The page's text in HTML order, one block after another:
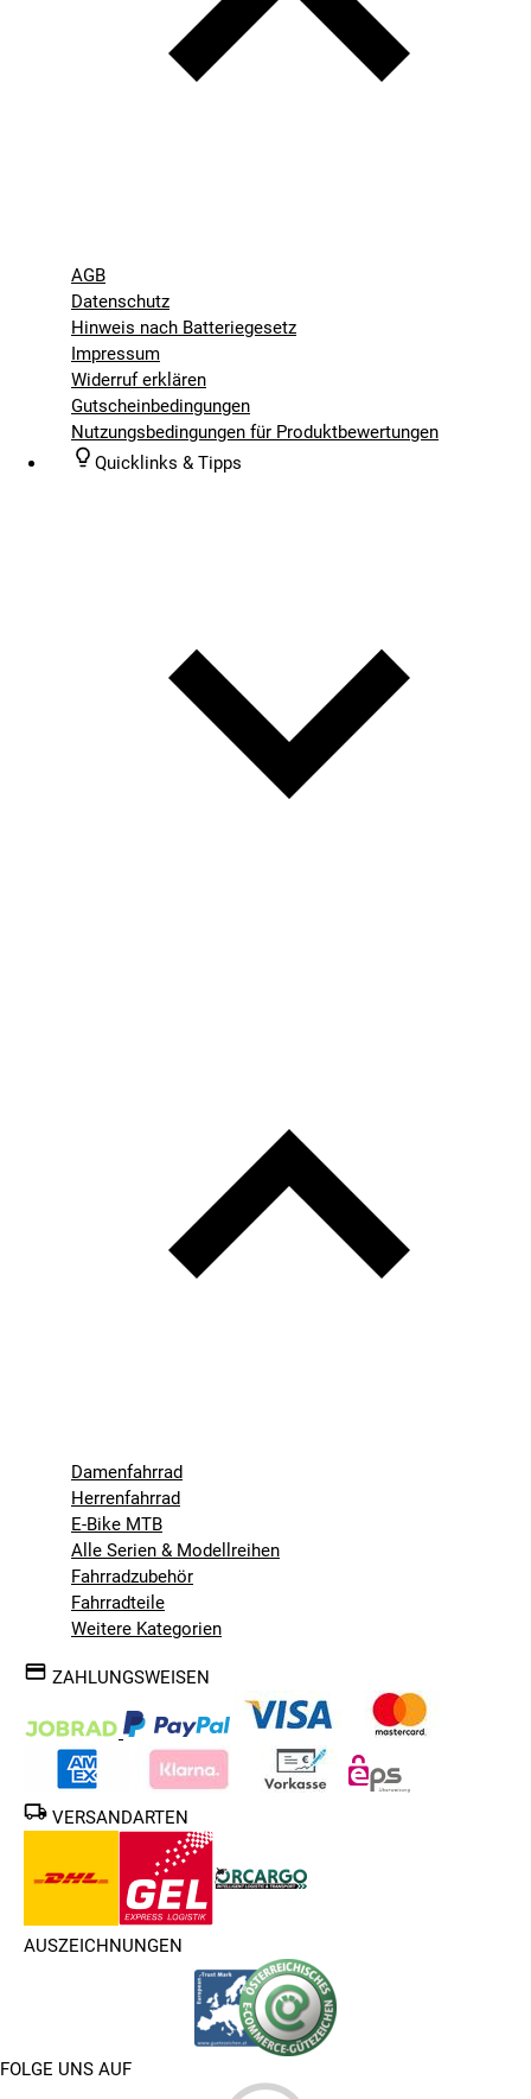
AGB
Datenschutz
Hinweis nach Batteriegesetz
Impressum
Widerruf erklären
Gutscheinbedingungen
Nutzungsbedingungen für Produktbewertungen
Quicklinks & Tipps
Damenfahrrad
Herrenfahrrad
E-Bike MTB
Alle Serien & Modellreihen
Fahrradzubehör
Fahrradteile
Weitere Kategorien
ZAHLUNGSWEISEN
VERSANDARTEN
AUSZEICHNUNGEN
FOLGE UNS AUF